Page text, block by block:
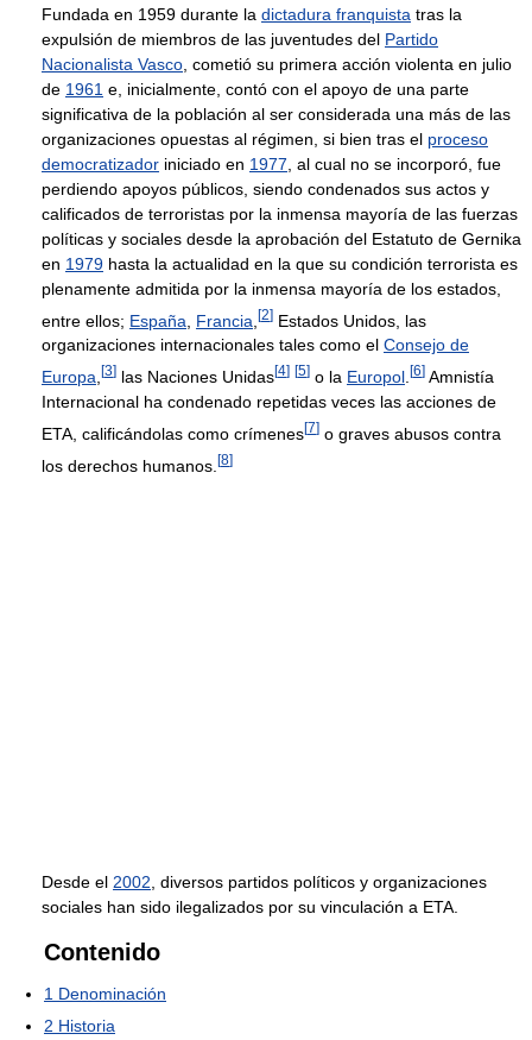
Fundada en 1959 durante la dictadura franquista tras la
expulsión de miembros de las juventudes del Partido
Nacionalista Vasco , cometió su primera acción violenta en julio
de 1961 e, inicialmente, contó con el apoyo de una parte
significativa de la población al ser considerada una más de las
organizaciones opuestas al régimen, si bien tras el proceso
democratizador iniciado en 1977 , al cual no se incorporó, fue
perdiendo apoyos públicos, siendo condenados sus actos y
calificados de terroristas por la inmensa mayoría de las fuerzas
políticas y sociales desde la aprobación del Estatuto de Gernika
en 1979 hasta la actualidad en la que su condición terrorista es
plenamente admitida por la inmensa mayoría de los estados,
entre ellos; España Francia [2] Estados Unidos, las
organizaciones internacionales tales como el Consejo de
Europa [3] las Naciones Unidas[4] [5] o la Europol [6] Amnistía
Internacional ha condenado repetidas veces las acciones de
ETA, calificándolas como crímenes[7] o graves abusos contra
los derechos humanos. [8]
Desde el 2002, diversos partidos políticos y organizaciones
sociales han sido ilegalizados por su vinculación a ETA.
Contenido
1 Denominación
2 Historia